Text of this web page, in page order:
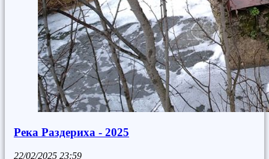
Река Раздериха - 2025
22/02/2025 23:59